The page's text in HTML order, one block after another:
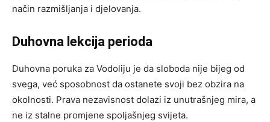
način razmišljanja i djelovanja.
Duhovna lekcija perioda
Duhovna poruka za Vodoliju je da sloboda nije bijeg od
svega, već sposobnost da ostanete svoji bez obzira na
okolnosti. Prava nezavisnost dolazi iz unutrašnjeg mira, a
ne iz stalne promjene spoljašnjeg svijeta.